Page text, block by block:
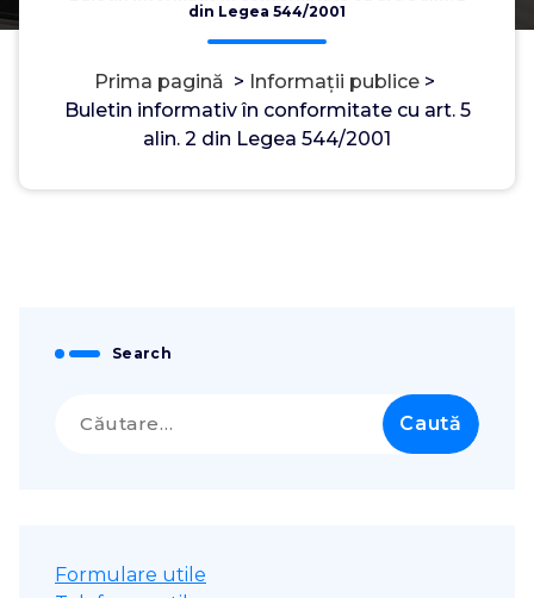
din Legea 544/2001
Prima pagină > Informații publice >
Buletin informativ în conformitate cu art. 5
alin. 2 din Legea 544/2001
Search
după:
Formulare utile